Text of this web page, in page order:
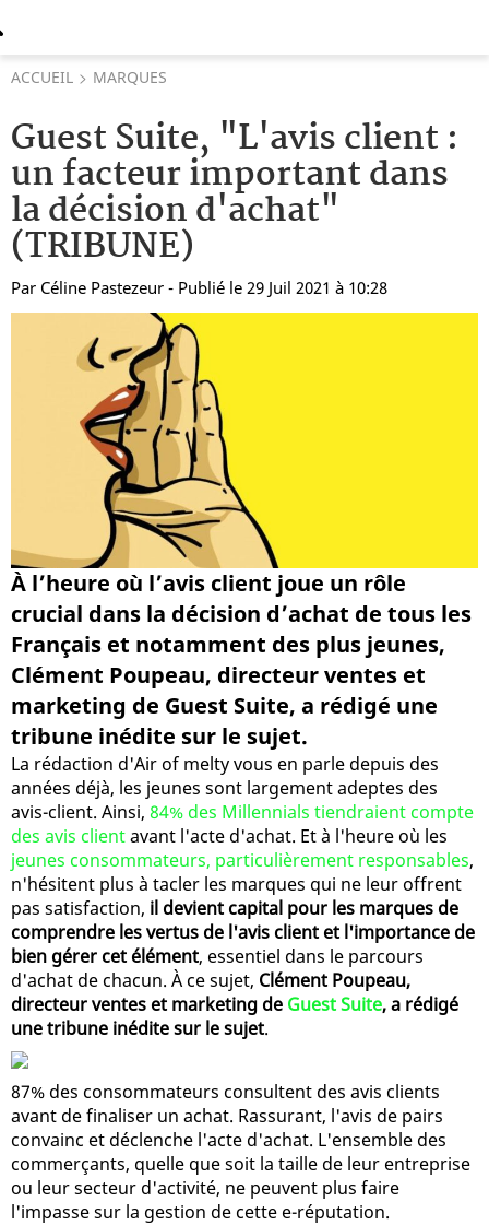
ACCUEIL MARQUES
Guest Suite, "L'avis client :
un facteur important dans
la décision d'achat"
(TRIBUNE)
Par Céline Pastezeur - Publié le 29 Juil 2021 à 10:28
À l’heure où l’avis client joue un rôle
crucial dans la décision d’achat de tous les
Français et notamment des plus jeunes,
Clément Poupeau, directeur ventes et
marketing de Guest Suite, a rédigé une
tribune inédite sur le sujet.
La rédaction d'Air of melty vous en parle depuis des
années déjà, les jeunes sont largement adeptes des
avis-client. Ainsi, 84% des Millennials tiendraient compte
des avis clientavant l'acte d'achat. Et à l'heure où les
jeunes consommateurs, particulièrement responsables,
n'hésitent plus à tacler les marques qui ne leur offrent
pas satisfaction, il devient capital pour les marques de
comprendre les vertus de l'avis client et l'importance de
bien gérer cet élément, essentiel dans le parcours
d'achat de chacun. À ce sujet, Clément Poupeau,
directeur ventes et marketing de Guest Suite, a rédigé
une tribune inédite sur le sujet.
87% des consommateurs consultent des avis clients
avant de finaliser un achat. Rassurant, l'avis de pairs
convainc et déclenche l'acte d'achat. L'ensemble des
commerçants, quelle que soit la taille de leur entreprise
ou leur secteur d'activité, ne peuvent plus faire
l'impasse sur la gestion de cette e-réputation.